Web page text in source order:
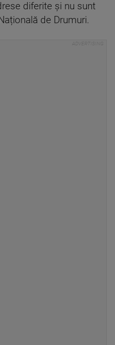
diferite și nu sunt
de Drumuri.